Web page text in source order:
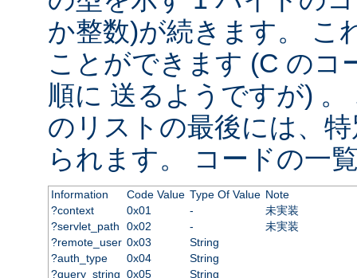
か整数)が続きます。 こ
ことができます (C のコ
順に 送るようですが)
のリストの最後には、
られます。 コードの一
Information Code Value Type Of Value Note
?context
0x01 -
未実装
?servlet_path
0x02 -
未実装
?remote_user 0x03
String
?auth_type
0x04
String
?query_string 0x05
String